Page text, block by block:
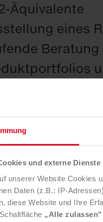
und externe Dienste
unserer Website Cookies
Daten (z.B.: IP-
diese Website und Ihre
„Alle zulassen"
Äquivalente
eines